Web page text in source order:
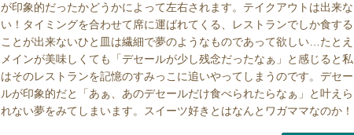
が印象的だったかどうかによって左右されます。テイクアウトは出来な
い！タイミングを合わせて席に運ばれてくる、レストランでしか食する
ことが出来ないひと皿は繊細で夢のようなものであって欲しい…たとえ
メインが美味しくても「デセールが少し残念だったなぁ」と感じると私
はそのレストランを記憶のすみっこに追いやってしまうのです。デセー
ルが印象的だと「あぁ、あのデセールだけ食べられたらなぁ」と叶えら
れない夢をみてしまいます。スイーツ好きとはなんとワガママなのか！